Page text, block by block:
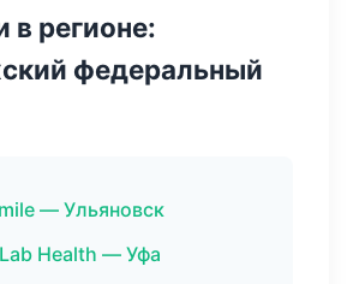
в регионе:
федеральный
— Ульяновск
Health — Уфа